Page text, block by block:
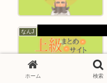
なんJ
ホーム 検索